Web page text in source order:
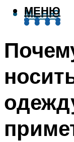
МЕНЮ
МЕНЮ